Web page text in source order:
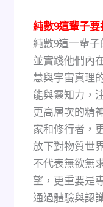
純數9這輩子
純數9這一輩
並實踐他們內
慧與宇宙真理
能與靈知力，
更高層次的精
家和修行者，
放下對物質世
不代表無欲無
望，更重要是
通過體驗與認